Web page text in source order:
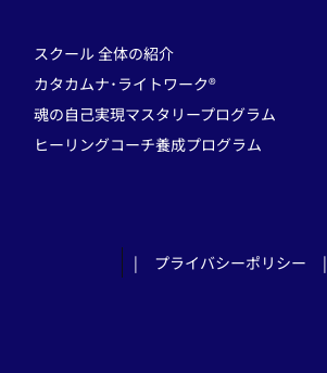
スクール 全体の紹介
カタカムナ･ライトワーク®
魂の自己実現マスタリープログラム
ヒーリングコーチ養成プログラム
| プライバシーポリシー |